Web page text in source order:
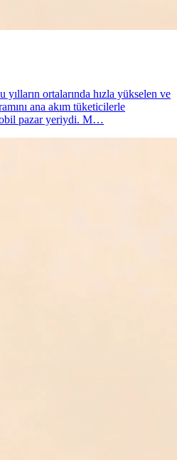
ortalarında hızla yükselen ve
ana akım tüketicilerle
pazar yeriydi. M…